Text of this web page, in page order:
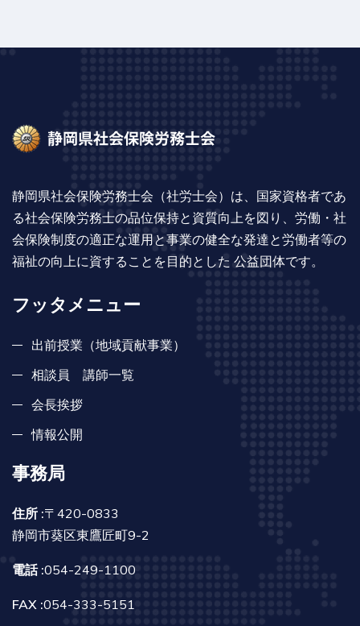
静岡県社会保険労務士会（社労士会）は、国家資格者であ
る社会保険労務士の品位保持と資質向上を図り、労働・社
会保険制度の適正な運用と事業の健全な発達と労働者等の
福祉の向上に資することを目的とした 公益団体です。
フッタメニュー
出前授業（地域貢献事業）
相談員 講師一覧
会長挨拶
情報公開
事務局
住所 :〒420-0833
静岡市葵区東鷹匠町9-2
電話 :054-249-1100
FAX :054-333-5151